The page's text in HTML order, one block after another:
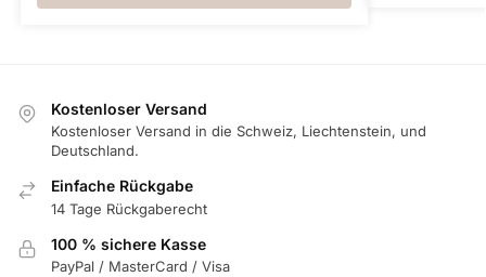
Kostenloser Versand
Kostenloser Versand in die Schweiz, Liechtenstein, und
Deutschland.
Einfache Rückgabe
14 Tage Rückgaberecht
100 % sichere Kasse
PayPal / MasterCard / Visa